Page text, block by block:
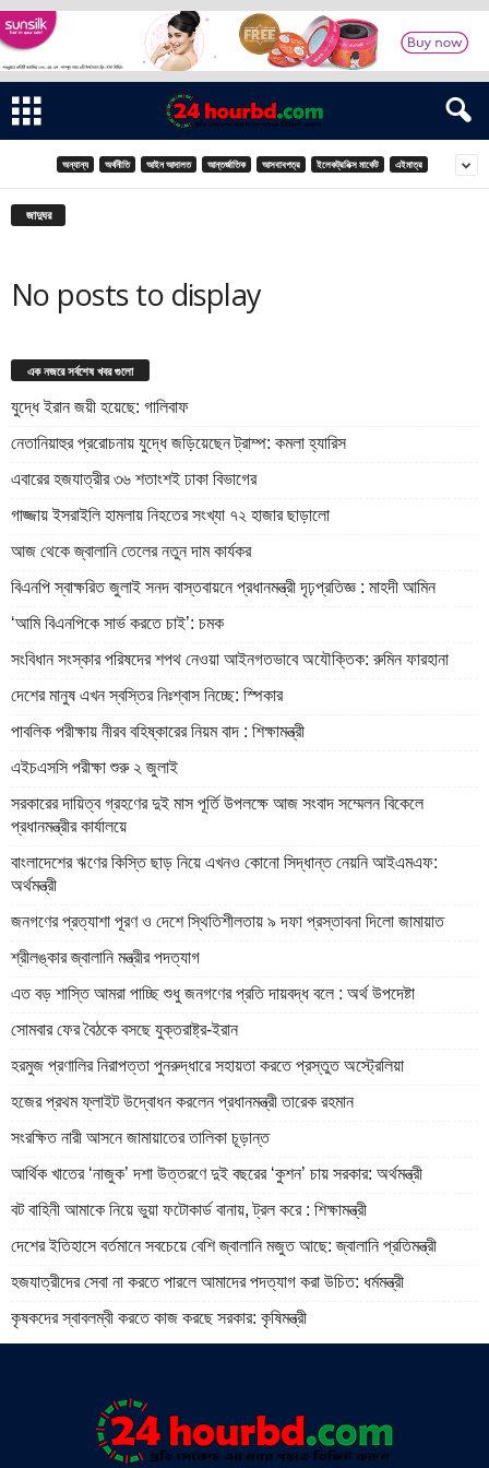
অন্যান্য অর্থনীতি আইন আদালত আন্তর্জাতিক আসবাবপত্র ইলেকট্রনিক্স মার্কেট এইমাত্র
জাদুঘর
No posts to display
এক নজরে সর্বশেষ খবর গুলো
যুদ্ধে ইরান জয়ী হয়েছে: গালিবাফ
নেতানিয়াহুর প্ররোচনায় যুদ্ধে জড়িয়েছেন ট্রাম্প: কমলা হ্যারিস
এবারের হজযাত্রীর ৩৬ শতাংশই ঢাকা বিভাগের
গাজ্জায় ইসরাইলি হামলায় নিহতের সংখ্যা ৭২ হাজার ছাড়ালো
আজ থেকে জ্বালানি তেলের নতুন দাম কার্যকর
বিএনপি স্বাক্ষরিত জুলাই সনদ বাস্তবায়নে প্রধানমন্ত্রী দৃঢ়প্রতিজ্ঞ : মাহদী আমিন
‘আমি বিএনপিকে সার্ভ করতে চাই’: চমক
সংবিধান সংস্কার পরিষদের শপথ নেওয়া আইনগতভাবে অযৌক্তিক: রুমিন ফারহানা
দেশের মানুষ এখন স্বস্তির নিঃশ্বাস নিচ্ছে: স্পিকার
পাবলিক পরীক্ষায় নীরব বহিষ্কারের নিয়ম বাদ : শিক্ষামন্ত্রী
এইচএসসি পরীক্ষা শুরু ২ জুলাই
সরকারের দায়িত্ব গ্রহণের দুই মাস পূর্তি উপলক্ষে আজ সংবাদ সম্মেলন বিকেলে
প্রধানমন্ত্রীর কার্যালয়ে
বাংলাদেশের ঋণের কিস্তি ছাড় নিয়ে এখনও কোনো সিদ্ধান্ত নেয়নি আইএমএফ:
অর্থমন্ত্রী
জনগণের প্রত্যাশা পূরণ ও দেশে স্থিতিশীলতায় ৯ দফা প্রস্তাবনা দিলো জামায়াত
শ্রীলঙ্কার জ্বালানি মন্ত্রীর পদত্যাগ
এত বড় শাস্তি আমরা পাচ্ছি শুধু জনগণের প্রতি দায়বদ্ধ বলে : অর্থ উপদেষ্টা
সোমবার ফের বৈঠকে বসছে যুক্তরাষ্ট্র-ইরান
হরমুজ প্রণালির নিরাপত্তা পুনরুদ্ধারে সহায়তা করতে প্রস্তুত অস্ট্রেলিয়া
হজের প্রথম ফ্লাইট উদ্বোধন করলেন প্রধানমন্ত্রী তারেক রহমান
সংরক্ষিত নারী আসনে জামায়াতের তালিকা চূড়ান্ত
আর্থিক খাতের ‘নাজুক’ দশা উত্তরণে দুই বছরের ‘কুশন’ চায় সরকার: অর্থমন্ত্রী
বট বাহিনী আমাকে নিয়ে ভুয়া ফটোকার্ড বানায়, ট্রল করে : শিক্ষামন্ত্রী
দেশের ইতিহাসে বর্তমানে সবচেয়ে বেশি জ্বালানি মজুত আছে: জ্বালানি প্রতিমন্ত্রী
হজযাত্রীদের সেবা না করতে পারলে আমাদের পদত্যাগ করা উচিত: ধর্মমন্ত্রী
কৃষকদের স্বাবলম্বী করতে কাজ করছে সরকার: কৃষিমন্ত্রী